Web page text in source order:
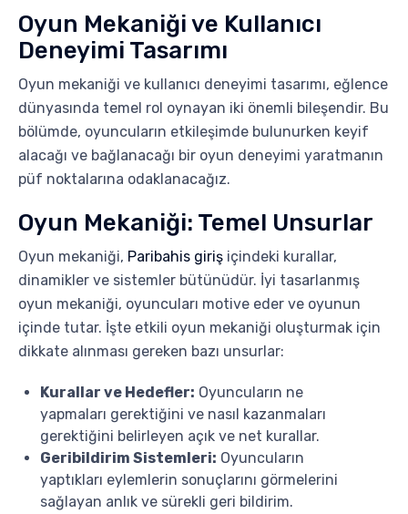
Oyun Mekaniği ve Kullanıcı
Deneyimi Tasarımı
Oyun mekaniği ve kullanıcı deneyimi tasarımı, eğlence
dünyasında temel rol oynayan iki önemli bileşendir. Bu
bölümde, oyuncuların etkileşimde bulunurken keyif
alacağı ve bağlanacağı bir oyun deneyimi yaratmanın
püf noktalarına odaklanacağız.
Oyun Mekaniği: Temel Unsurlar
Oyun mekaniği, Paribahis giriş içindeki kurallar,
dinamikler ve sistemler bütünüdür. İyi tasarlanmış
oyun mekaniği, oyuncuları motive eder ve oyunun
içinde tutar. İşte etkili oyun mekaniği oluşturmak için
dikkate alınması gereken bazı unsurlar:
Kurallar ve Hedefler: Oyuncuların ne
yapmaları gerektiğini ve nasıl kazanmaları
gerektiğini belirleyen açık ve net kurallar.
Geribildirim Sistemleri: Oyuncuların
yaptıkları eylemlerin sonuçlarını görmelerini
sağlayan anlık ve sürekli geri bildirim.